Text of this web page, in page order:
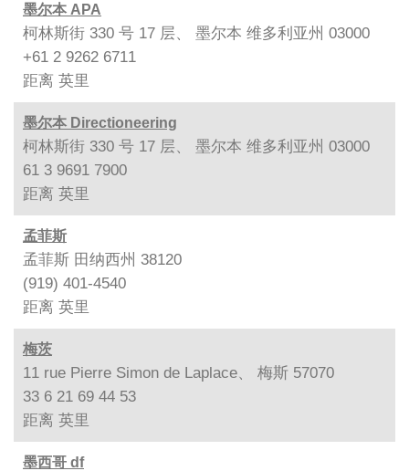
墨尔本 APA
柯林斯街 330 号 17 层、 墨尔本 维多利亚州 03000
+61 2 9262 6711
距离 英里
墨尔本 Directioneering
柯林斯街 330 号 17 层、 墨尔本 维多利亚州 03000
61 3 9691 7900
距离 英里
孟菲斯
孟菲斯 田纳西州 38120
(919) 401-4540
距离 英里
梅茨
11 rue Pierre Simon de Laplace、 梅斯 57070
33 6 21 69 44 53
距离 英里
墨西哥 df